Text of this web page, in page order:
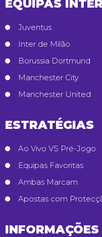
EQUIPAS
Juventus
Inter de Milão
Borussia Dortmund
Manchester City
Manchester United
ESTRATÉGIAS
Ao Vivo VS Pré-Jogo
Equipas Favoritas
Ambas Marcam
Apostas com
INFORMAÇÕES